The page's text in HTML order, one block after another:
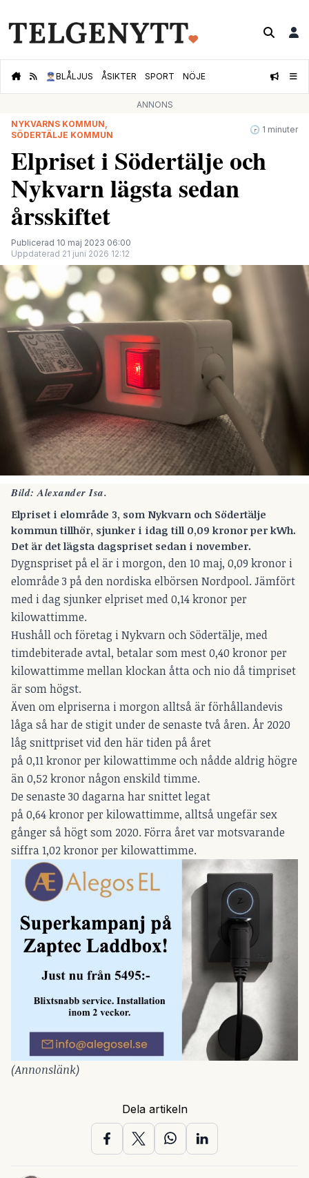
👮🏻‍♂️BLÅLJUS ÅSIKTER SPORT NÖJE
ANNONS
NYKVARNS KOMMUN,
SÖDERTÄLJE KOMMUN
🕝 1 minuter
Elpriset i Södertälje och
Nykvarn lägsta sedan
årsskiftet
Publicerad 10 maj 2023 06:00
Uppdaterad 21 juni 2026 12:12
Bild: Alexander Isa.
Elpriset i elområde 3, som Nykvarn och Södertälje
kommun tillhör, sjunker i idag till 0,09 kronor per kWh.
Det är det lägsta dagspriset sedan i november.
Dygnspriset på el är i morgon, den 10 maj, 0,09 kronor i
elområde 3 på den nordiska elbörsen Nordpool. Jämfört
med i dag sjunker elpriset med 0,14 kronor per
kilowattimme.
Hushåll och företag i Nykvarn och Södertälje, med
timdebiterade avtal, betalar som mest 0,40 kronor per
kilowattimme mellan klockan åtta och nio då timpriset
är som högst.
Även om elpriserna i morgon alltså är förhållandevis
låga så har de stigit under de senaste två åren. År 2020
låg snittpriset vid den här tiden på året
på 0,11 kronor per kilowattimme och nådde aldrig högre
än 0,52 kronor någon enskild timme.
De senaste 30 dagarna har snittet legat
på 0,64 kronor per kilowattimme, alltså ungefär sex
gånger så högt som 2020. Förra året var motsvarande
siffra 1,02 kronor per kilowattimme.
(Annonslänk)
Dela artikeln